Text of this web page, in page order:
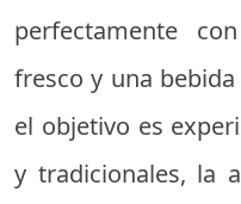
perfectamente
fresco y una
el objetivo es
y tradicionales, la